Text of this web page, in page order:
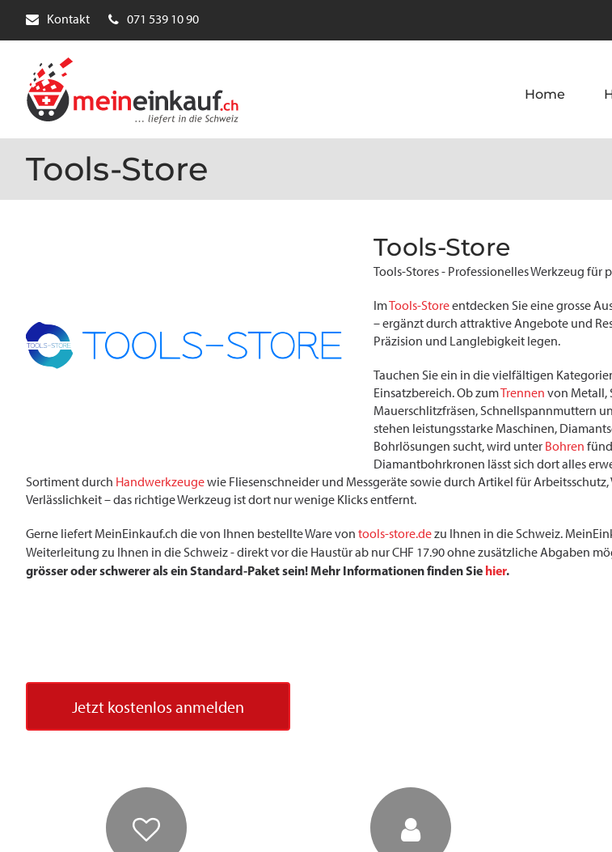
Kontakt 071 539 10 90
Home
Tools-Store
Tools-Store
Tools-Stores - Professionelles Werkzeug für
ImTools-Storeentdecken Sie eine grosse
– ergänzt durch attraktive Angebote und
Präzision und Langlebigkeit legen.
Tauchen Sie ein in die vielfältigen
Einsatzbereich. Ob zumTrennen von Metall,
Mauerschlitzfräsen, Schnellspannmuttern
stehen leistungsstarke Maschinen,
Bohrlösungen sucht, wird unter Bohren
Diamantbohrkronen lässt sich dort alles
Sortiment durch Handwerkzeugewie Fliesenschneider und Messgeräte sowie durch Artikel für
Verlässlichkeit – das richtige Werkzeug ist dort nur wenige Klicks entfernt.
Gerne liefert MeinEinkauf.ch die von Ihnen bestellte Ware von tools-store.dezu Ihnen in die Schweiz.
Weiterleitung zu Ihnen in die Schweiz - direkt vor die Haustür ab nur CHF 17.90 ohne zusätzliche Abgaben
grösser oder schwerer als ein Standard-Paket sein! Mehr Informationen finden Sie hier.
Jetzt kostenlos anmelden